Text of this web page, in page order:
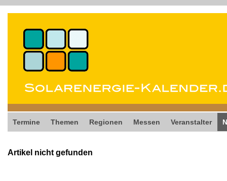
Termine Themen Regionen Messen Veranstalter
Artikel nicht gefunden